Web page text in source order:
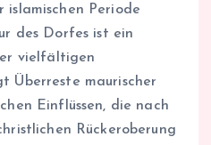
Periode
des Dorfes ist ein
vielfältigen
Überreste maurischer
Einflüssen, die nach
Rückeroberung